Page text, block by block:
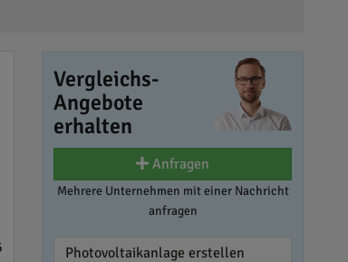
Vergleichs-
Angebote
erhalten
Anfragen
Mehrere Unternehmen mit einer Nachricht
anfragen
Photovoltaikanlage erstellen